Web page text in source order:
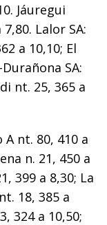
Jáuregui
Lalor SA:
a 10,10; El
SA:
nt. 25, 365 a
A nt. 80, 410 a
n. 21, 450 a
399 a 8,30; La
18, 385 a
324 a 10,50;